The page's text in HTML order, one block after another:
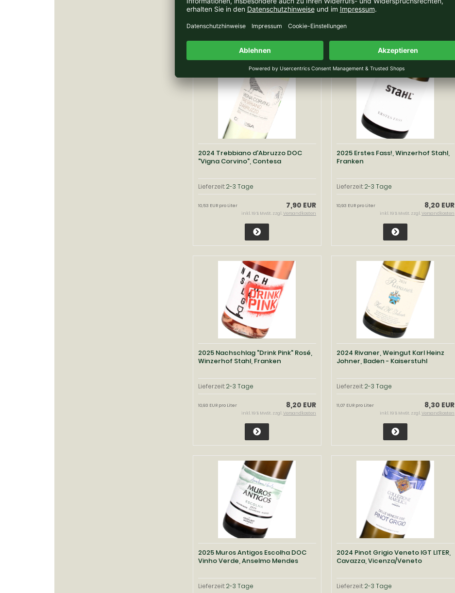
7,70 EUR
7,70 EUR pro Liter
inkl. 19 % MwSt. zzgl.Versandkosten
7,70 EUR
7,70 EUR pro Liter
2024 Trebbiano d'Abruzzo DOC
"Vigna Corvino", Contesa
Lieferzeit:2-3 Tage
7,90 EUR
10,53 EUR pro Liter
inkl. 19 % MwSt. zzgl.Versandkosten
2025 Erstes Fass!, Winzerhof Stahl,
Franken
Lieferzeit:2-3 Tage
8,20 EUR
10,93 EUR pro Liter
inkl. 19 % MwSt. zzgl.Versandkosten
2025 Nachschlag "Drink Pink" Rosé,
Winzerhof Stahl, Franken
Lieferzeit:2-3 Tage
8,20 EUR
10,93 EUR pro Liter
inkl. 19 % MwSt. zzgl.Versandkosten
2024 Rivaner, Weingut Karl Heinz
Johner, Baden - Kaiserstuhl
Lieferzeit:2-3 Tage
8,30 EUR
11,07 EUR pro Liter
inkl. 19 % MwSt. zzgl.Versandkosten
2025 Muros Antigos Escolha DOC
Vinho Verde, Anselmo Mendes
Lieferzeit:2-3 Tage
2024 Pinot Grigio Veneto IGT LITER,
Cavazza, Vicenza/Veneto
Lieferzeit:2-3 Tage